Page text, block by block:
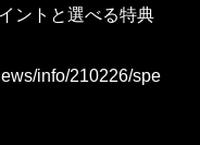
ントと選べる特典
info/210226/spe